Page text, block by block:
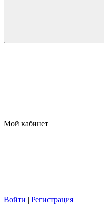
Мой кабинет
Войти | Регистрация